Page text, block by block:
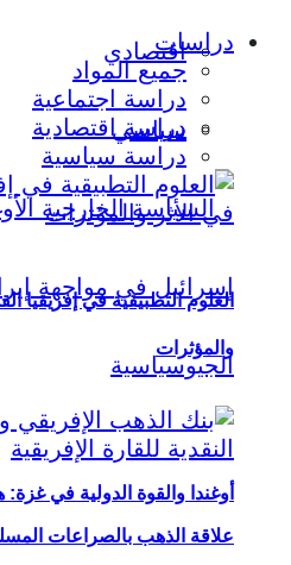
اقتصادي
سياسي
أوغندا والقوة الدولية في
دراسات
جميع المواد
دراسة اجتماعية
دراسة اقتصادية
دراسة سياسية
العلوم التطبيقية في إفريقيا
والمؤثرات
علاقة الذهب بالصراعات